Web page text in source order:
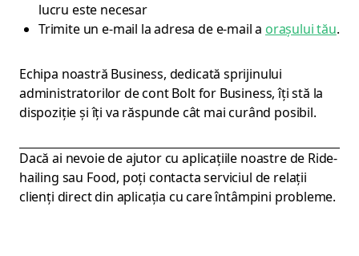
lucru este necesar
Trimite un e-mail la adresa de e-mail a orașului tău.
Echipa noastră Business, dedicată sprijinului
administratorilor de cont Bolt for Business, îți stă la
dispoziție și îți va răspunde cât mai curând posibil.
Dacă ai nevoie de ajutor cu aplicațiile noastre de Ride-
hailing sau Food, poți contacta serviciul de relații
clienți direct din aplicația cu care întâmpini probleme.